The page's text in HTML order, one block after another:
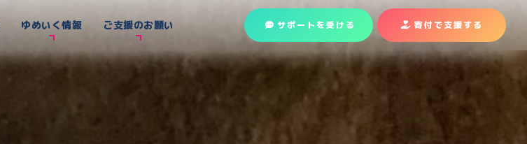
ゆめいく情報 ご支援のお願い サポートを受ける 寄付で支援 する